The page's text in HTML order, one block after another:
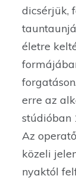
dicsérjük,
életre
erre az
stúdióban
Az
közeli
nyaktól